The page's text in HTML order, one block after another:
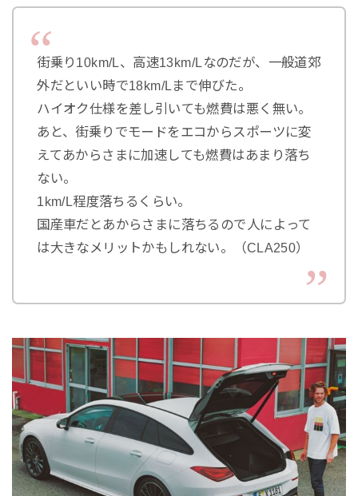
街乗り10km/L、高速13km/Lなのだが、一般道郊
外だといい時で18km/Lまで伸びた。
ハイオク仕様を差し引いても燃費は悪く無い。
あと、街乗りでモードをエコからスポーツに変
えてあからさまに加速しても燃費はあまり落ち
ない。
1km/L程度落ちるくらい。
国産車だとあからさまに落ちるので人によって
は大きなメリットかもしれない。（CLA250）